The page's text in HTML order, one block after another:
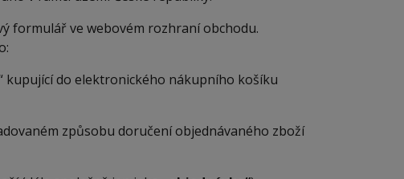
ve webovém rozhraní obchodu.
kupující do elektronického nákupního košíku
způsobu doručení objednávaného zboží